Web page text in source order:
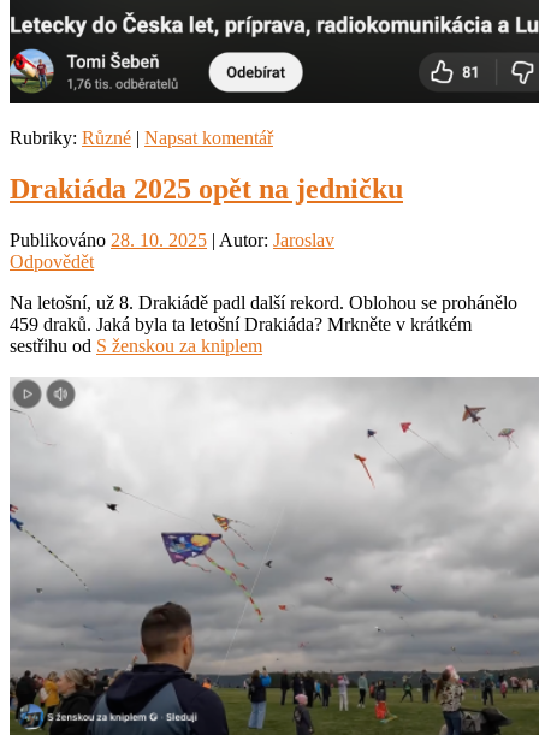
Rubriky: Různé | Napsat komentář
Drakiáda 2025 opět na jedničku
Publikováno 28. 10. 2025 | Autor: Jaroslav
Odpovědět
Na letošní, už 8. Drakiádě padl další rekord. Oblohou se prohánělo
459 draků. Jaká byla ta letošní Drakiáda? Mrkněte v krátkém
sestřihu od S ženskou za kniplem